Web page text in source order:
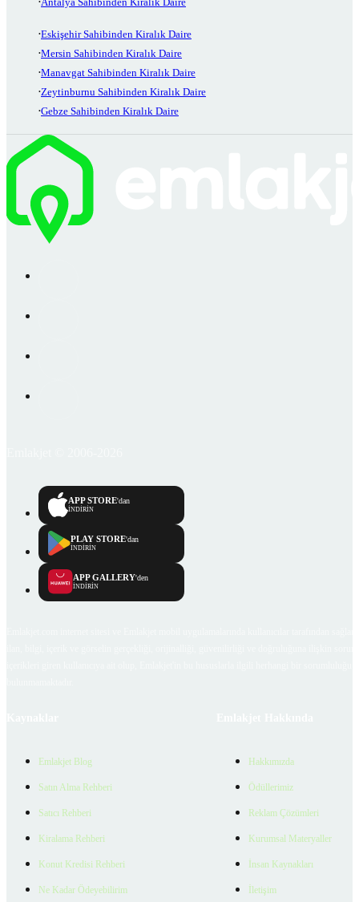
Eskişehir Sahibinden Kiralık Daire
Mersin Sahibinden Kiralık Daire
Manavgat Sahibinden Kiralık Daire
Zeytinburnu Sahibinden Kiralık Daire
Gebze Sahibinden Kiralık Daire
APP STORE'dan
İNDİRİN
PLAY STORE'dan
İNDİRİN
APP GALLERY'den
İNDİRİN
Emlakjet Blog
Satın Alma Rehberi
Satıcı Rehberi
Kiralama Rehberi
Konut Kredisi Rehberi
Ne Kadar Ödeyebilirim
Hakkımızda
Ödüllerimiz
Reklam Çözümleri
Kurumsal Materyaller
İnsan Kaynakları
İletişim